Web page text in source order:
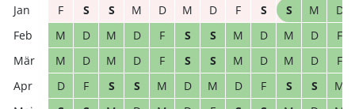
F
S S M D M D F S S M
D
M
D M D F S S M D M D
F
M
D M D F S S M D M D
F
D
F S S M D M D F S S
M